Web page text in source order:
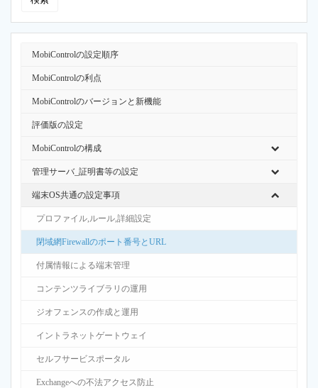
MobiControlの設定順序
MobiControlの利点
MobiControlのバージョンと新機能
評価版の設定
MobiControlの構成
管理サーバ_証明書等の設定
端末OS共通の設定事項
プロファイル,ルール,詳細設定
閉域網Firewallのポート番号とURL
付属情報による端末管理
コンテンツライブラリの運用
ジオフェンスの作成と運用
イントラネットゲートウェイ
セルフサービスポータル
Exchangeへの不法アクセス防止